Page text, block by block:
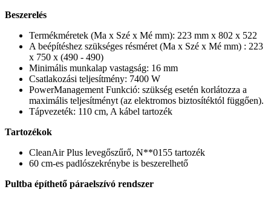
Beszerelés
Termékméretek (Ma x Szé x Mé mm): 223 mm x 802 x 522
A beépítéshez szükséges résméret (Ma x Szé x Mé mm) : 223
x 750 x (490 - 490)
Minimális munkalap vastagság: 16 mm
Csatlakozási teljesítmény: 7400 W
PowerManagement Funkció: szükség esetén korlátozza a
maximális teljesítményt (az elektromos biztosítéktól függően).
Tápvezeték: 110 cm, A kábel tartozék
Tartozékok
CleanAir Plus levegőszűrő, N**0155 tartozék
60 cm-es padlószekrénybe is beszerelhető
Pultba építhető páraelszívó rendszer